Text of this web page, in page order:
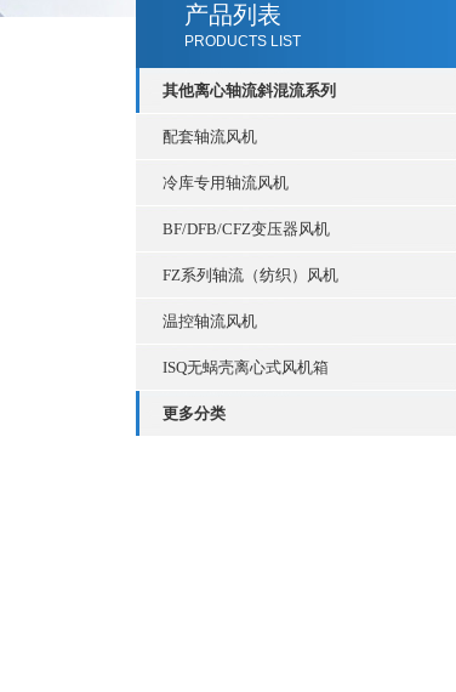
产品列表
PRODUCTS LIST
其他离心轴流斜混流系列
配套轴流风机
冷库专用轴流风机
BF/DFB/CFZ变压器风机
FZ系列轴流（纺织）风机
温控轴流风机
ISQ无蜗壳离心式风机箱
更多分类